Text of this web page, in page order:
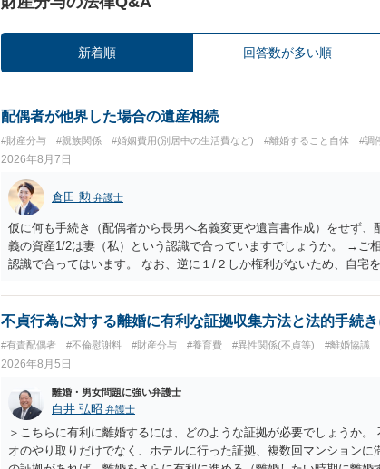
新着順 回答数が多い順
配偶者が他界した場合の遺産相続
#財産分与 #親族関係 #婚姻費用(別居中の生活費など) #離婚すること自体 #調
2026年8月7日
倉田 勲 弁護士
仮に何も手続き（配偶者から長男へ名義変更や遺言書作成）をせず、
義の資産1/2は妻（私）という認識で合っていますでしょうか。 →ご
認識で合ってはいます。 なお、逆に１/２しか権利がないため、自宅
不貞行為に対する離婚に有利な証拠収集方法と法的手続
#有責配偶者 #不倫慰謝料 #財産分与 #養育費 #異性関係(不貞等) #離婚協議
2026年8月5日
離婚・男女問題に強い弁護士
白井 弘昭 弁護士
＞こちらに有利に離婚するには、どのような証拠が必要でしょうか
オのやり取りだけでなく、ホテルに行った証拠、複数回マンション